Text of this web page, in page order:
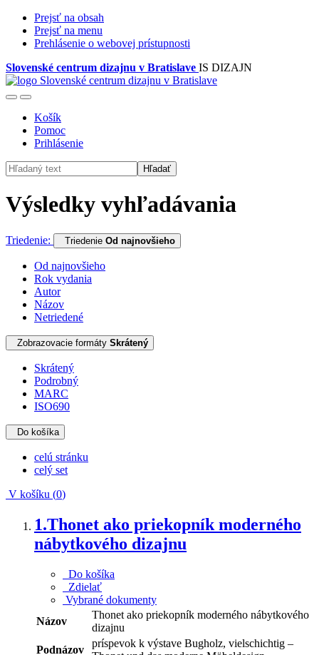
Prejsť na obsah
Prejsť na menu
Prehlásenie o webovej prístupnosti
Slovenské centrum dizajnu v Bratislave IS DIZAJN
Košík
Pomoc
Prihlásenie
Hľadať
Výsledky vyhľadávania
Triedenie: Triedenie Od najnovšieho
Od najnovšieho
Rok vydania
Autor
Názov
Netriedené
Zobrazovacie formáty Skrátený
Skrátený
Podrobný
MARC
ISO690
Do košíka
celú stránku
celý set
V košíku (0)
1.Thonet ako priekopník moderného
nábytkového dizajnu
Do košíka
Zdielať
Vybrané dokumenty
Názov
Thonet ako priekopník moderného nábytkového
dizajnu
Podnázov
príspevok k výstave Bugholz, vielschichtig –